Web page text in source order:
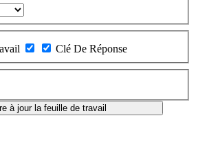
Clé De Réponse
à jour la feuille de travail